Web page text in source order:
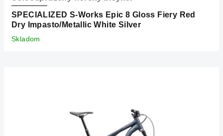
SPECIALIZED S-Works Epic 8 Gloss Fiery Red
Dry Impasto/Metallic White Silver
Skladom